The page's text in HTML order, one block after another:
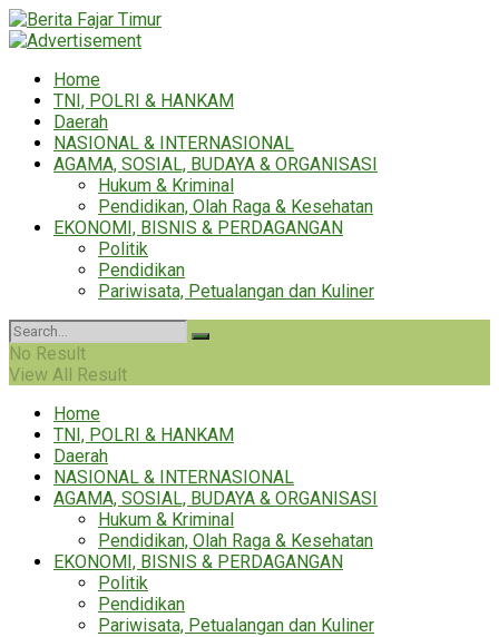
Home
TNI, POLRI & HANKAM
Daerah
NASIONAL & INTERNASIONAL
AGAMA, SOSIAL, BUDAYA & ORGANISASI
Hukum & Kriminal
Pendidikan, Olah Raga & Kesehatan
EKONOMI, BISNIS & PERDAGANGAN
Politik
Pendidikan
Pariwisata, Petualangan dan Kuliner
No Result
View All Result
Home
TNI, POLRI & HANKAM
Daerah
NASIONAL & INTERNASIONAL
AGAMA, SOSIAL, BUDAYA & ORGANISASI
Hukum & Kriminal
Pendidikan, Olah Raga & Kesehatan
EKONOMI, BISNIS & PERDAGANGAN
Politik
Pendidikan
Pariwisata, Petualangan dan Kuliner